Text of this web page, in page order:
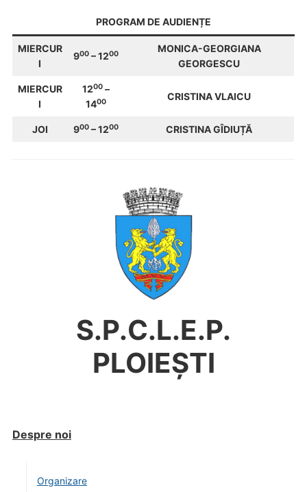
S.P.C.L.E.P.
PLOIEȘTI
Despre noi
Organizare
PROGRAM DE AUDIENȚE
MIERCUR
I
900– 1200
MONICA-GEORGIANA
GEORGESCU
MIERCUR
I
1200–
1400 CRISTINA VLAICU
JOI 900– 1200 CRISTINA GÎDIUȚĂ